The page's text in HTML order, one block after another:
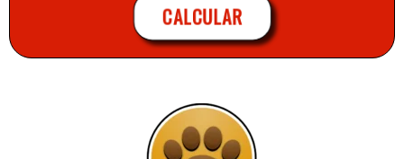
CALCULAR